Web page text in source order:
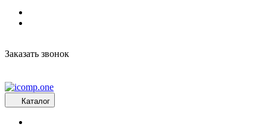
Заказать звонок
Каталог